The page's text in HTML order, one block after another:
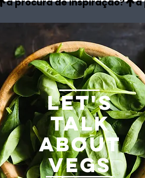
LET'S
TALK
ABOUT
VEGS